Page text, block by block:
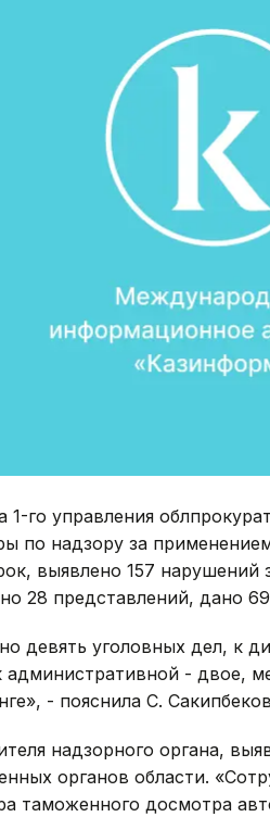
1-го управления
по надзору за
выявлено 157 нарушений
28 представлений, дано
девять уголовных дел, к
административной - двое,
- пояснила С.
надзорного органа,
органов области.
таможенного досмотра